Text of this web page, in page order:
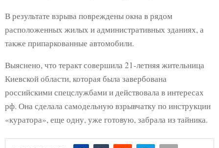
В результате взрыва повреждены окна в рядом
расположенных жилых и административных зданиях, а
также припаркованные автомобили.
Выяснено, что теракт совершила 21-летняя жительница
Киевской области, которая была завербована
российскими спецслужбами и действовала в интересах
рф. Она сделала самодельную взрывчатку по инструкции
«куратора», еще одну, уже готовую, забрала из тайника.